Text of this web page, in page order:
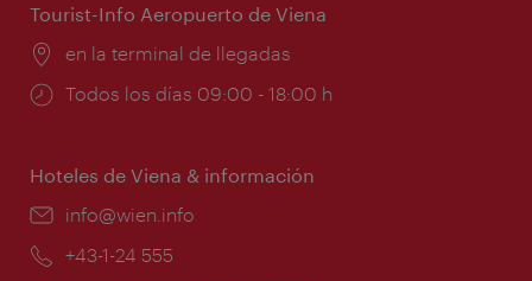
Tourist-Info Aeropuerto de Viena
Lugar:
en la terminal de llegadas
Horarios
Todos los días 09:00 - 18:00 h
Hoteles de Viena & información
e-
info@wien.info
Teléfono:
+43-1-24 555